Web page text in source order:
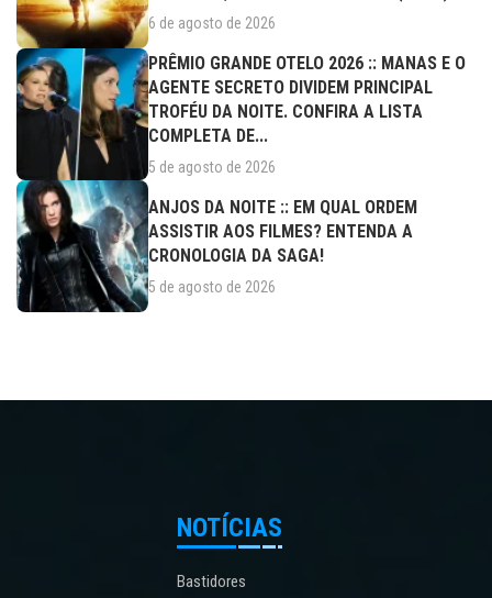
6 de agosto de 2026
PRÊMIO GRANDE OTELO 2026 :: MANAS E O
AGENTE SECRETO DIVIDEM PRINCIPAL
TROFÉU DA NOITE. CONFIRA A LISTA
COMPLETA DE...
5 de agosto de 2026
ANJOS DA NOITE :: EM QUAL ORDEM
ASSISTIR AOS FILMES? ENTENDA A
CRONOLOGIA DA SAGA!
5 de agosto de 2026
NOTÍCIAS
Bastidores